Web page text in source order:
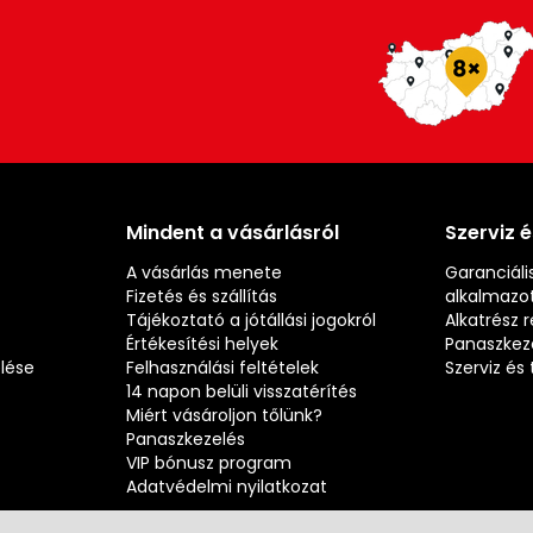
Mindent a vásárlásról
A vásárlás menete
Fizetés és szállítás
Tájékoztató a jótállási jogokról
Értékesítési helyek
Felhasználási feltételek
14 napon belüli visszatérítés
Miért vásároljon tőlünk?
Panaszkezelés
VIP bónusz program
Adatvédelmi nyilatkozat
Szerviz
Alkatrész
Szerviz